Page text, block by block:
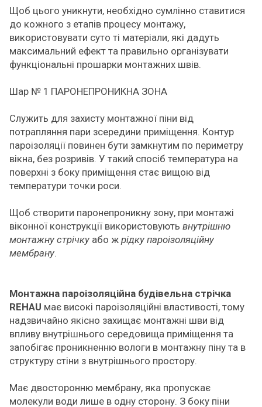
Щоб цього уникнути, необхідно сумлінно ставитися
до кожного з етапів процесу монтажу,
використовувати суто ті матеріали, які дадуть
максимальний ефект та правильно організувати
функціональні прошарки монтажних швів.
Шар № 1 ПАРОНЕПРОНИКНА ЗОНА
Служить для захисту монтажної піни від
потрапляння пари зсередини приміщення. Контур
пароізоляції повинен бути замкнутим по периметру
вікна, без розривів. У такий спосіб температура на
поверхні з боку приміщення стає вищою від
температури точки роси.
Щоб створити паронепроникну зону, при монтажі
віконної конструкції використовують внутрішню
монтажну стрічку або ж рідку пароізоляційну
мембрану.
Монтажна пароізоляційна будівельна стрічка
REHAU має високі пароізоляційні властивості, тому
надзвичайно якісно захищає монтажні шви від
впливу внутрішнього середовища приміщення та
запобігає проникненню вологи в монтажну піну та в
структуру стіни з внутрішнього простору.
Має двосторонню мембрану, яка пропускає
молекули води лише в одну сторону. З боку піни